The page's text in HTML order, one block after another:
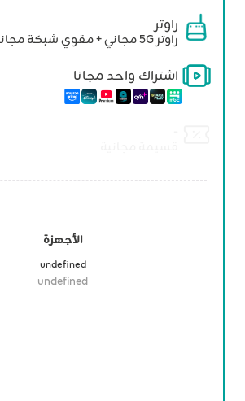
راوتر
راوتر 5G مجاني + مقوي شبكة مجانا
اشتراك واحد مجانا
الأجهزة
undefined
undefined